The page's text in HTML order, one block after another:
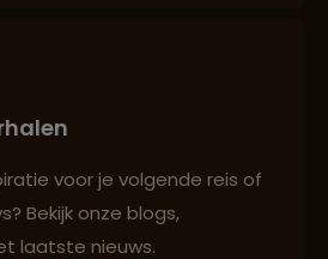
reisadvies
reisroutes
voor je volgende reis of
Bekijk onze blogs,
laatste nieuws.